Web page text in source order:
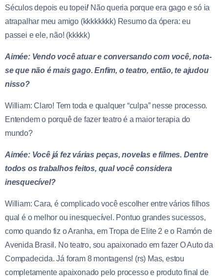
Séculos depois eu topei! Não queria porque era gago e só ia
atrapalhar meu amigo (kkkkkkkk) Resumo da ópera: eu
passei e ele, não! (kkkkk)
Aimée: Vendo você atuar e conversando com você, nota-
se que não é mais gago. Enfim, o teatro, então, te ajudou
nisso?
William: Claro! Tem toda e qualquer “culpa” nesse processo.
Entendem o porquê de fazer teatro é a maior terapia do
mundo?
Aimée: Você já fez várias peças, novelas e filmes. Dentre
todos os trabalhos feitos, qual você considera
inesquecível?
William: Cara, é complicado você escolher entre vários filhos
qual é o melhor ou inesquecível. Pontuo grandes sucessos,
como quando fiz o Aranha, em Tropa de Elite 2 e o Ramón de
Avenida Brasil. No teatro, sou apaixonado em fazer O Auto da
Compadecida. Já foram 8 montagens! (rs) Mas, estou
completamente apaixonado pelo processo e produto final de